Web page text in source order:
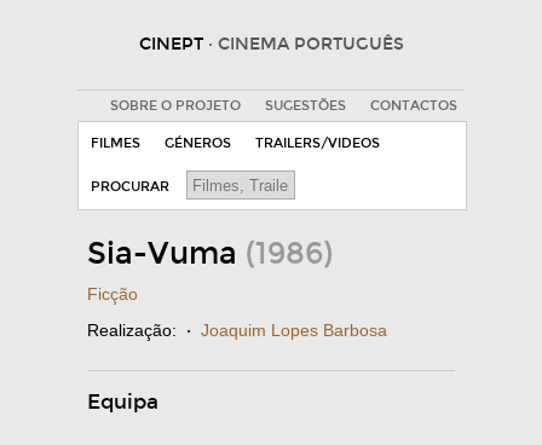
CINEPT · CINEMA PORTUGUÊS
SOBRE O PROJETO SUGESTÕES CONTACTOS
FILMES GÉNEROS TRAILERS/VIDEOS
PROCURAR
Sia-Vuma (1986)
Ficção
Realização: · Joaquim Lopes Barbosa
Equipa